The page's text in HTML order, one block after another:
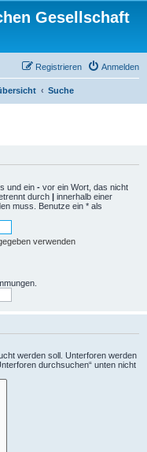
Gesellschaft
Anmelden
Registrieren
Suche
und ein - vor ein Wort, das nicht
durch | innerhalb einer
muss. Benutze ein * als
verwenden
werden soll. Unterforen werden
durchsuchen“ unten nicht